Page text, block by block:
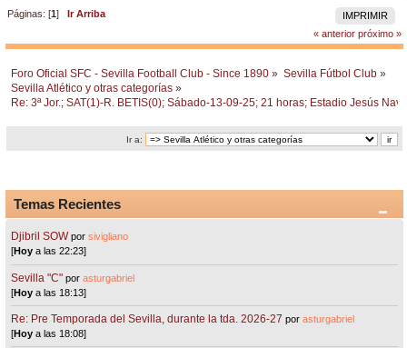
IMPRIMIR
Páginas: [1]
Ir Arriba
« anterior próximo »
Foro Oficial SFC - Sevilla Football Club - Since 1890 » Sevilla Fútbol Club »
Sevilla Atlético y otras categorías »
Re: 3ª Jor.; SAT(1)-R. BETIS(0); Sábado-13-09-25; 21 horas; Estadio Jesús
Ir a:
Temas Recientes
Djibril SOW porsivigliano
[Hoy a las 22:23]
Sevilla "C"porasturgabriel
[Hoy a las 18:13]
Re: Pre Temporada del Sevilla, durante la tda. 2026-27 porasturgabriel
[Hoy a las 18:08]